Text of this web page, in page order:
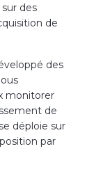
des
de
des
monitorer
de
déploie sur
par